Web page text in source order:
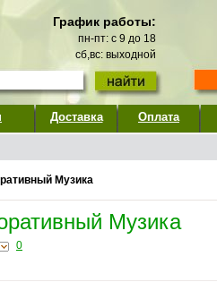
График работы:
пн-пт: с 9 до 18
сб,вс: выходной
Доставка Оплата
Музика
Музика
0